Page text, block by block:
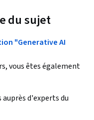
du sujet
"Generative AI
vous êtes également
d'experts du